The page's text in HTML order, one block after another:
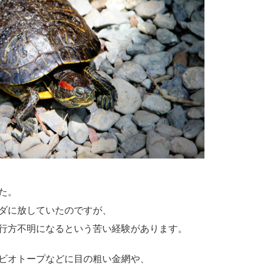
。
に放していたのですが、
不明になるという苦い経験があります。
オトープなどに目の粗い金網や、